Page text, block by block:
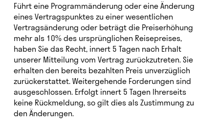
Führt eine Programmänderung oder eine Änderung
eines Vertragspunktes zu einer wesentlichen
Vertragsänderung oder beträgt die Preiserhöhung
mehr als 10% des ursprünglichen Reisepreises,
haben Sie das Recht, innert 5 Tagen nach Erhalt
unserer Mitteilung vom Vertrag zurückzutreten. Sie
erhalten den bereits bezahlten Preis unverzüglich
zurückerstattet. Weitergehende Forderungen sind
ausgeschlossen. Erfolgt innert 5 Tagen Ihrerseits
keine Rückmeldung, so gilt dies als Zustimmung zu
den Änderungen.